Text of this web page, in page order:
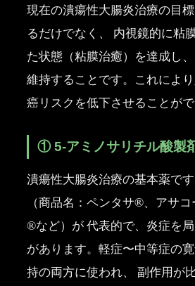
現在の潰瘍性大腸炎治療の目
るだけでなく、 内視鏡的に粘
た状態（粘膜治癒）を達成し
維持することです。これによ
癌リスクを低下させることがで
① 5-アミノサリチル酸製
潰瘍性大腸炎治療の基本薬で
（商品名：ペンタサ®、アサ
®など）が 代表的で、炎症を
があります。軽症〜中等症の
持の両方に使われ、 副作用が